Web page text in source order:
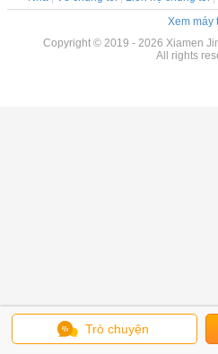
Trò chuyện
Xem máy
Copyright © 2019 - 2026 Xiamen
All rights